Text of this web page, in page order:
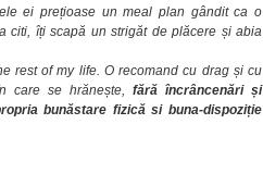
ei prețioase un meal plan gândit ca o
citi, îți scapă un strigăt de plăcere și abia
rest of my life. O recomand cu drag și cu
care se hrănește, fără încrâncenări și
bunăstare fizică si buna-dispoziție